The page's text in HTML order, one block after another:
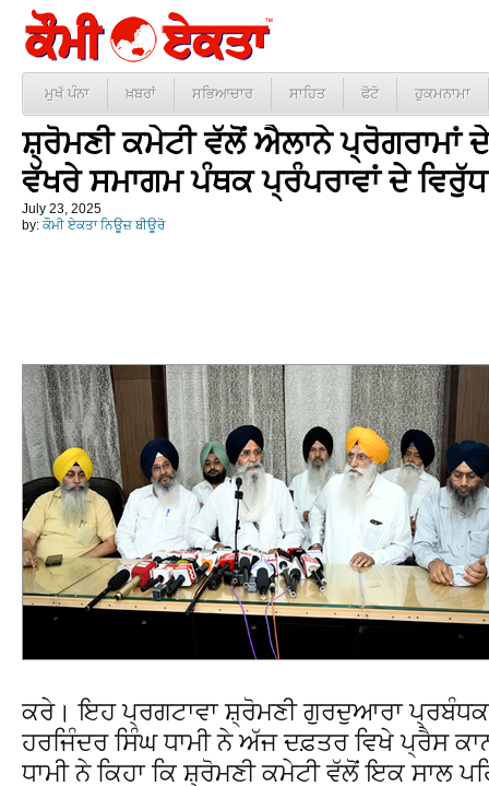
ਮੁਖੱ ਪੰਨਾ ਖ਼ਬਰਾਂ ਸਭਿਆਚਾਰ ਸਾਹਿਤ ਫੋਟੋ ਹੁਕਮਨਾਮਾ
ਸ਼੍ਰੋਮਣੀ ਕਮੇਟੀ ਵੱਲੋਂ ਐਲਾਨੇ ਪ੍ਰੋਗਰਾਮਾਂ
ਵੱਖਰੇ ਸਮਾਗਮ ਪੰਥਕ ਪ੍ਰੰਪਰਾਵਾਂ ਦੇ ਵਿਰੁੱਧ
July 23, 2025
by: ਕੌਮੀ ਏਕਤਾ ਨਿਊਜ਼ ਬੀਊਰੋ
ਕਰੇ। ਇਹ ਪ੍ਰਗਟਾਵਾ ਸ਼੍ਰੋਮਣੀ ਗੁਰਦੁਆਰਾ
ਹਰਜਿੰਦਰ ਸਿੰਘ ਧਾਮੀ ਨੇ ਅੱਜ ਦਫ਼ਤਰ ਵਿਖੇ ਪ੍ਰੈਸ
ਧਾਮੀ ਨੇ ਕਿਹਾ ਕਿ ਸ਼੍ਰੋਮਣੀ ਕਮੇਟੀ ਵੱਲੋਂ ਇਕ ਸਾਲ